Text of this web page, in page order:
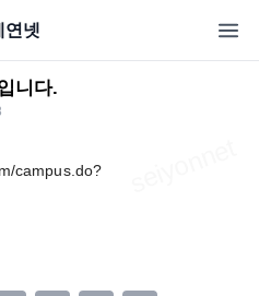
연넷
니다.
campus.do?